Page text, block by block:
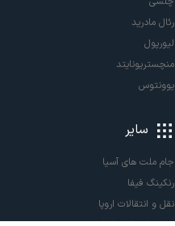
رئال مادرید
لیورپول
منچستریونایتد
یوونتوس
سایر
جام ملت های آسیا
رنکینگ فیفا
نقل و انتقالات اروپا